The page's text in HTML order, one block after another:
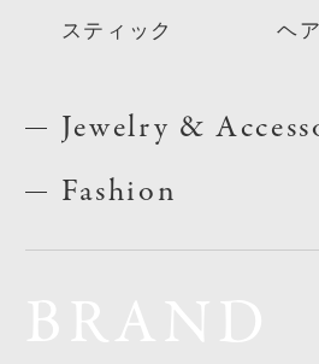
スティック ヘ
Jewelry &
Fashion